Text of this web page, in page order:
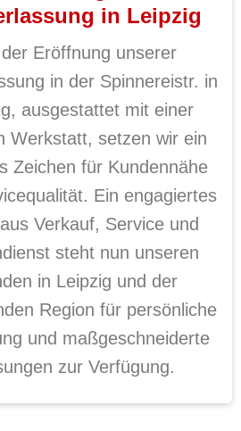
in Leipzig
Eröffnung unserer
in der Spinnereistr. in
ausgestattet mit einer
Werkstatt, setzen wir ein
Zeichen für Kundennähe
Ein engagiertes
Verkauf, Service und
steht nun unseren
in Leipzig und der
Region für persönliche
und maßgeschneiderte
zur Verfügung.